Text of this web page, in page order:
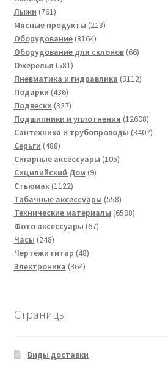
Лыжи 761761
товар
Мясные продукты 213213
Оборудование 81648164
товара
Оборудование для склонов 6666
Ожерелья 581581
товар
Пневматика и гидравлика 91129112
Подарки 436436
товаров
Подвески 327327
товаров
Подшипники и уплотнения 1260812608
Сантехника и трубопроводы 34073407
Серьги 488488
товаров
Сигарные аксессуары 105105
Сицилийский Дом 99
Стьюмак 11221122
товара
Табачные аксессуары 558558
товаров
Технические материалы 65986598
Фото аксессуары 6767
Часы 248248
товаров
Чертежи гитар 4848
Электроника 364364
Страницы
Виды доставки